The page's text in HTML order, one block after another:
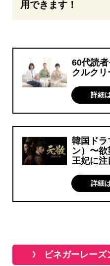
用できます！
60代読
クルクリ
詳細
韓国ドラ
ン）〜
王妃に注
詳細
ビネガーレー